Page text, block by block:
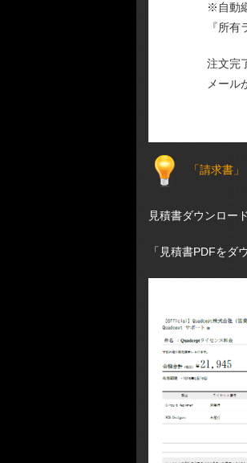
※自動
『所
注文完
メール
「請求書
見積書ダウンロー
「見積書PDFを